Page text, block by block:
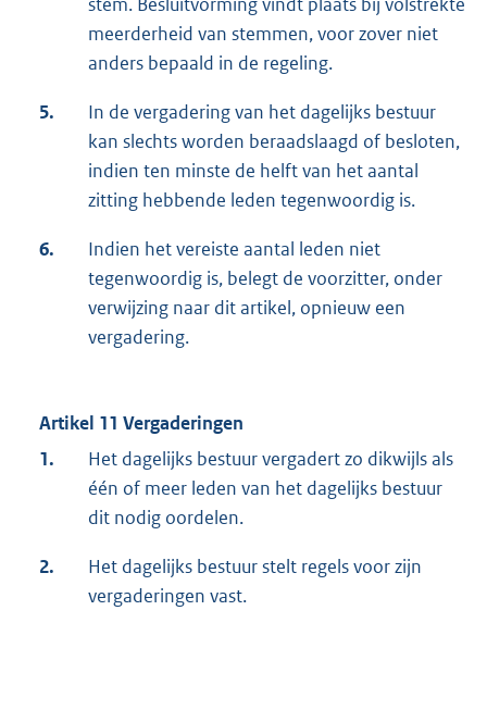
meerderheid van stemmen, voor zover niet
anders bepaald in de regeling.
5.
In de vergadering van het dagelijks bestuur
kan slechts worden beraadslaagd of besloten,
indien ten minste de helft van het aantal
zitting hebbende leden tegenwoordig is.
6.
Indien het vereiste aantal leden niet
tegenwoordig is, belegt de voorzitter, onder
verwijzing naar dit artikel, opnieuw een
vergadering.
Artikel 11 Vergaderingen
1.
Het dagelijks bestuur vergadert zo dikwijls als
één of meer leden van het dagelijks bestuur
dit nodig oordelen.
2.
Het dagelijks bestuur stelt regels voor zijn
vergaderingen vast.